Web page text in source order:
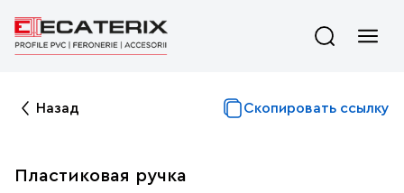
Назад Скопировать ссылку
Пластиковая ручка